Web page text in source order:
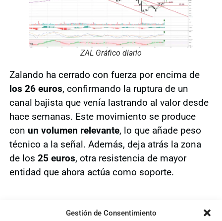
Gestión de Consentimiento
ZAL Gráfico diario
Zalando ha cerrado con fuerza por encima de
los 26 euros, confirmando la ruptura de un
canal bajista que venía lastrando al valor desde
hace semanas. Este movimiento se produce
con un volumen relevante, lo que añade peso
técnico a la señal. Además, deja atrás la zona
de los 25 euros, otra resistencia de mayor
entidad que ahora actúa como soporte.